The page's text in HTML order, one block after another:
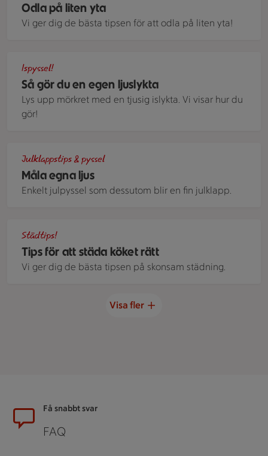
Odla på liten yta
Vi ger dig de bästa tipsen för att odla på liten yta!
Så gör du en egen ljuslykta
Ispyssel!
Lys upp mörkret med en tjusig islykta. Vi visar hur du
gör!
Måla egna ljus
Julklappstips & pyssel
Enkelt julpyssel som dessutom blir en fin julklapp.
Tips för att städa köket rätt
Städtips!
Vi ger dig de bästa tipsen på skonsam städning.
Visa fler
SidfotFå snabbt svar
FAQ